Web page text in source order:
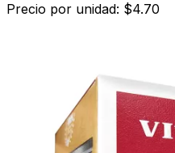
Precio por unidad: $4.70